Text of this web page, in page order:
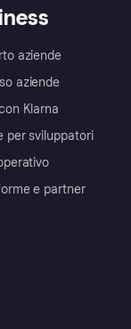
aziende
aziende
Klarna
per sviluppatori
e partner